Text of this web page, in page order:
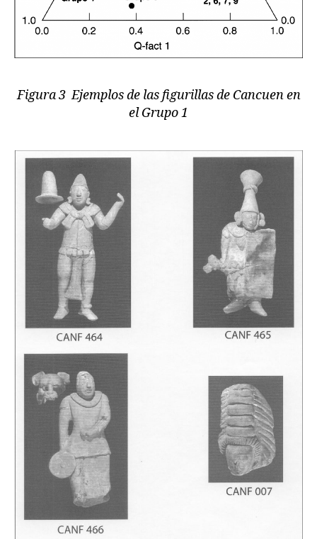
Figura 3 Ejemplos de las figurillas de Cancuen en
el Grupo 1